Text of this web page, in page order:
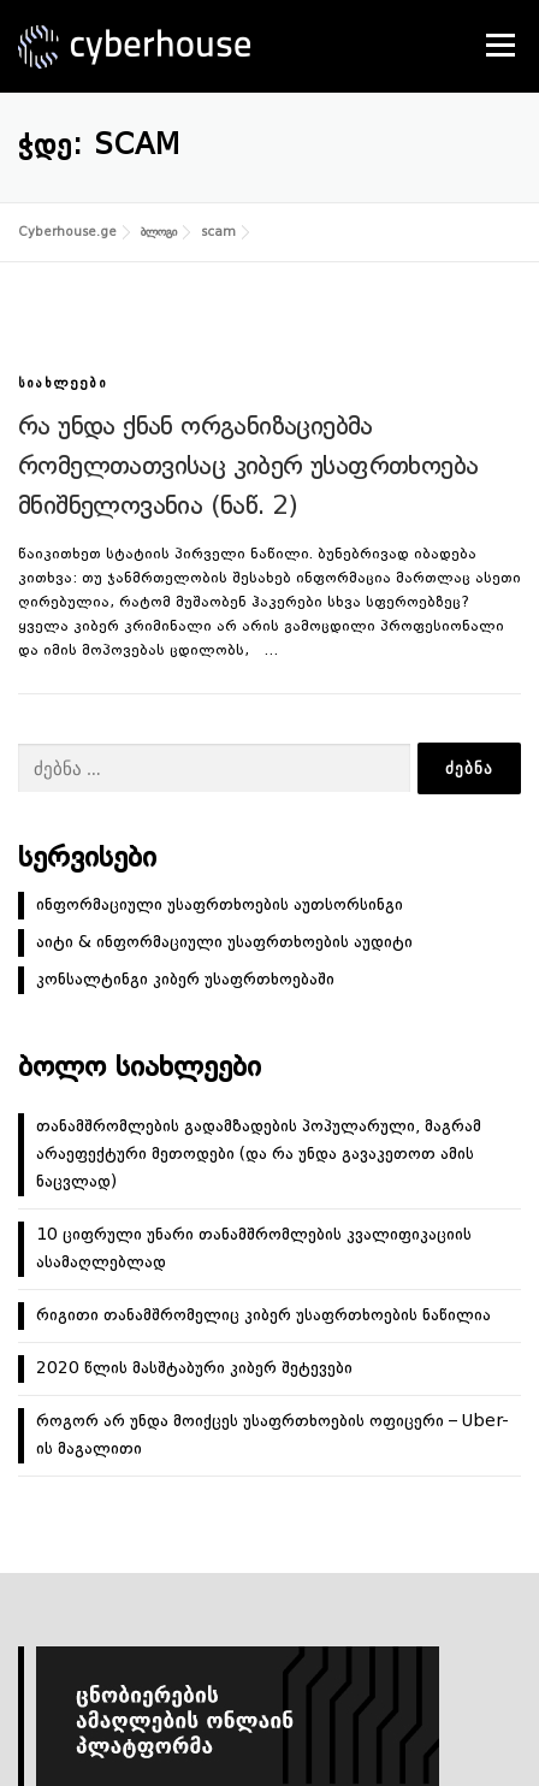
content
Menu
SERVICES ABOUT US
ᲭᲓᲔ: SCAM
Cyberhouse.ge ბლოგი scam
ᲡᲘᲐᲮᲚᲔᲔᲑᲘ
რა უნდა ქნან ორგანიზაციებმა
რომელთათვისაც კიბერ უსაფრთხოება
მნიშნელოვანია (ნაწ. 2)
წაიკითხეთ სტატიის პირველი ნაწილი. ბუნებრივად იბადება
კითხვა: თუ ჯანმრთელობის შესახებ ინფორმაცია მართლაც ასეთი
ღირებულია, რატომ მუშაობენ ჰაკერები სხვა სფეროებზეც?
ყველა კიბერ კრიმინალი არ არის გამოცდილი პროფესიონალი
და იმის მოპოვებას ცდილობს, …
ᲡᲔᲠᲕᲘᲡᲔᲑᲘ
ინფორმაციული უსაფრთხოების აუთსორსინგი
აიტი & ინფორმაციული უსაფრთხოების აუდიტი
კონსალტინგი კიბერ უსაფრთხოებაში
ᲑᲝᲚᲝ ᲡᲘᲐᲮᲚᲔᲔᲑᲘ
თანამშრომლების გადამზადების პოპულარული, მაგრამ
არაეფექტური მეთოდები (და რა უნდა გავაკეთოთ ამის
ნაცვლად)
10 ციფრული უნარი თანამშრომლების კვალიფიკაციის
ასამაღლებლად
რიგითი თანამშრომელიც კიბერ უსაფრთხოების ნაწილია
2020 წლის მასშტაბური კიბერ შეტევები
როგორ არ უნდა მოიქცეს უსაფრთხოების ოფიცერი – Uber-
ის მაგალითი